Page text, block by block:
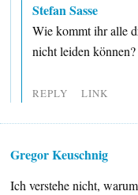
Stefan Sasse
Wie kommt ihr alle
nicht leiden können?
REPLY LINK
Gregor Keuschnig
Ich verstehe nicht,